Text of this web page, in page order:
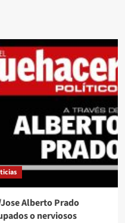
Alberto Prado
o nerviosos